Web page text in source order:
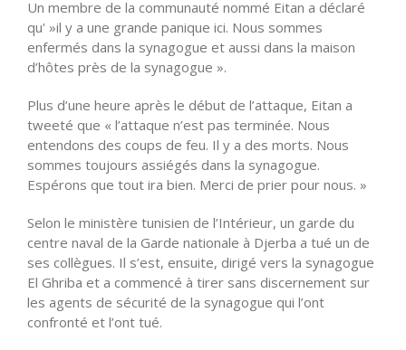
Un membre de la communauté nommé Eitan a déclaré
qu' »il y a une grande panique ici. Nous sommes
enfermés dans la synagogue et aussi dans la maison
d’hôtes près de la synagogue ».
Plus d’une heure après le début de l’attaque, Eitan a
tweeté que « l’attaque n’est pas terminée. Nous
entendons des coups de feu. Il y a des morts. Nous
sommes toujours assiégés dans la synagogue.
Espérons que tout ira bien. Merci de prier pour nous. »
Selon le ministère tunisien de l’Intérieur, un garde du
centre naval de la Garde nationale à Djerba a tué un de
ses collègues. Il s’est, ensuite, dirigé vers la synagogue
El Ghriba et a commencé à tirer sans discernement sur
les agents de sécurité de la synagogue qui l’ont
confronté et l’ont tué.